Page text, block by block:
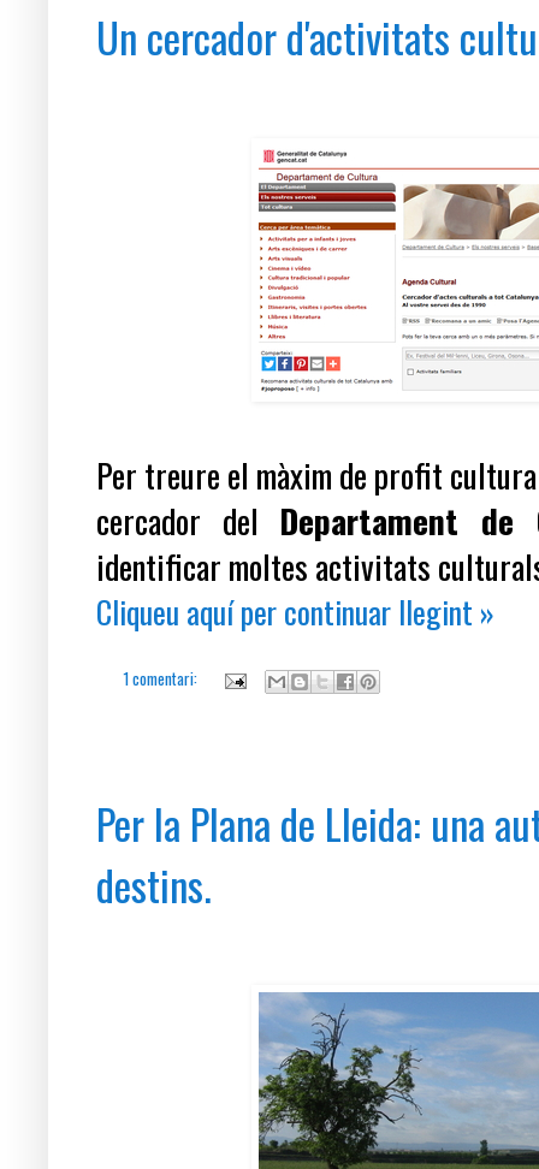
Un cercador d'activitats
Per treure el màxim de profit
cercador del Departament
identificar moltes activitats
Cliqueu aquí per continuar llegint »
1 comentari:
Per la Plana de Lleida: una
destins.